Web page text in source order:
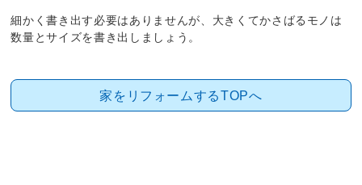
細かく書き出す必要はありませんが、大きくてかさばるモノは
数量とサイズを書き出しましょう。
家をリフォームするTOPへ